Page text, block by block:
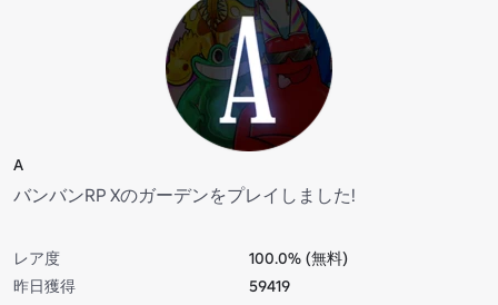
A
バンバンRP Xのガーデンをプレイしました!
レア度
100.0% (無料)
昨日獲得
59419